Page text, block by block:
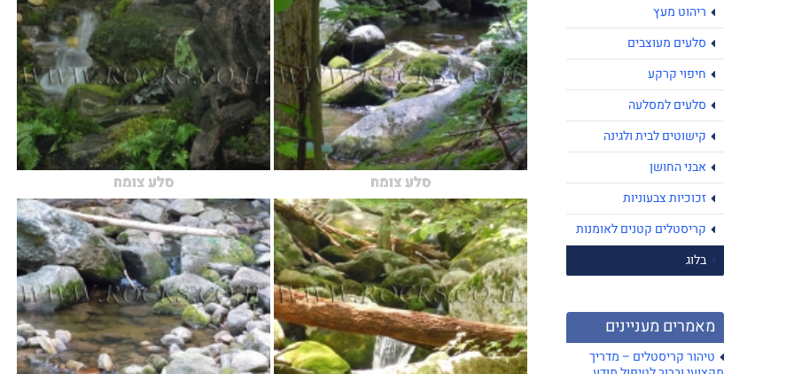
ריהוט מעץ
סלעים מעוצבים
חיפוי קרקע
סלעים למסלעה
קישוטים לבית ולגינה
אבני החושן
זכוכיות צבעוניות
קריסטלים קטנים לאומנות
בלוג
מאמרים מעניינים
טיהור קריסטלים – מדריך
סלע צומח סלע צומח